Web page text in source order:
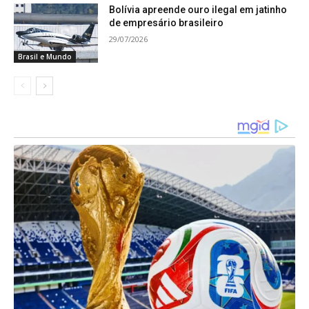
Brasil e Mundo
Bolívia apreende ouro ilegal em jatinho
de empresário brasileiro
29/07/2026